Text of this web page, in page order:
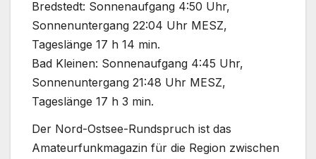
Bredstedt: Sonnenaufgang 4:50 Uhr,
Sonnenuntergang 22:04 Uhr MESZ,
Tageslänge 17 h 14 min.
Bad Kleinen: Sonnenaufgang 4:45 Uhr,
Sonnenuntergang 21:48 Uhr MESZ,
Tageslänge 17 h 3 min.
Der Nord-Ostsee-Rundspruch ist das
Amateurfunkmagazin für die Region zwischen